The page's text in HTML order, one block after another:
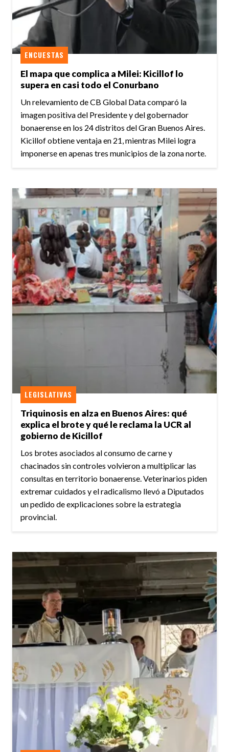
El mapa que complica a Milei: Kicillof lo
supera en casi todo el Conurbano
ENCUESTAS
Un relevamiento de CB Global Data comparó la
imagen positiva del Presidente y del gobernador
bonaerense en los 24 distritos del Gran Buenos Aires.
Kicillof obtiene ventaja en 21, mientras Milei logra
imponerse en apenas tres municipios de la zona norte.
Triquinosis en alza en Buenos Aires: qué
explica el brote y qué le reclama la UCR al
gobierno de Kicillof
LEGISLATIVAS
Los brotes asociados al consumo de carne y
chacinados sin controles volvieron a multiplicar las
consultas en territorio bonaerense. Veterinarios piden
extremar cuidados y el radicalismo llevó a Diputados
un pedido de explicaciones sobre la estrategia
provincial.